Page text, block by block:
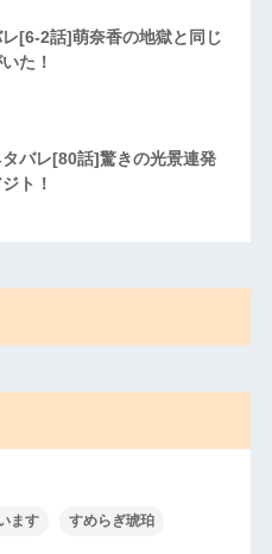
[6-2話]萌奈香の地獄と同じ
た！
バレ[80話]驚きの光景連発
ト！
ます すめらぎ琥珀